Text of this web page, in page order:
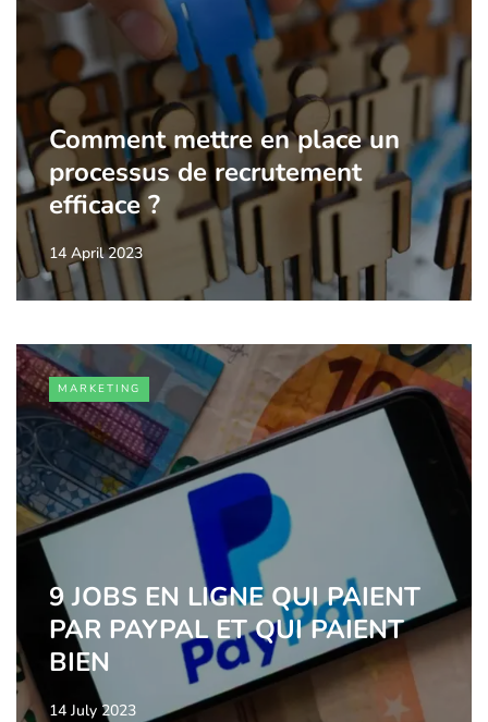
Comment mettre en place un
processus de recrutement
efficace ?
14 April 2023
MARKETING
9 JOBS EN LIGNE QUI PAIENT
PAR PAYPAL ET QUI PAIENT
BIEN
14 July 2023